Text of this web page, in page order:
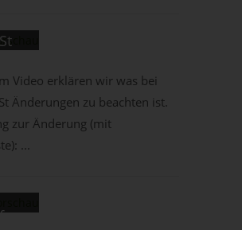
-
Video erklären wir was bei
Änderungen zu beachten ist.
zur Änderung (mit
...
0-